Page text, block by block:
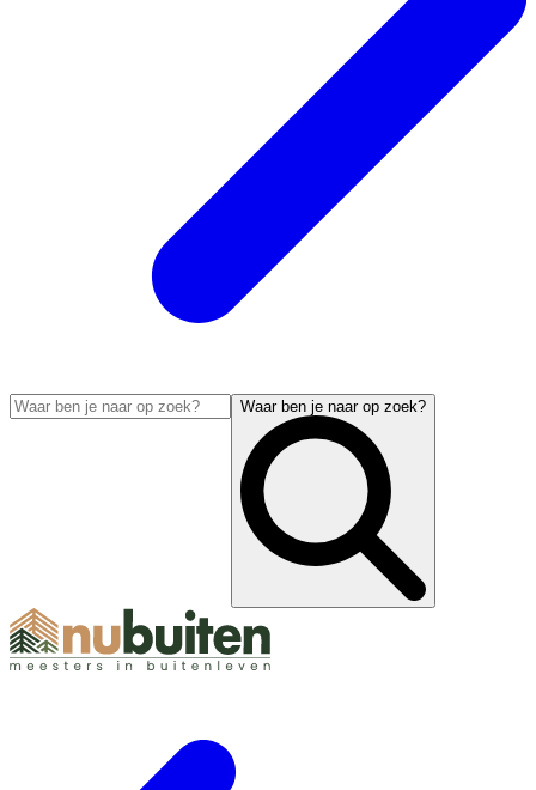
Waar ben je naar op zoek?